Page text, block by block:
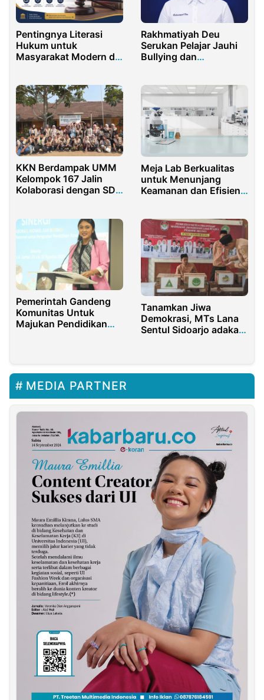
Pentingnya Literasi
Hukum untuk
Masyarakat Modern di
Rakhmatiyah Deu
Serukan Pelajar Jauhi
Bullying dan
KKN Berdampak UMM
Kelompok 167 Jalin
Kolaborasi dengan SDN
Meja Lab Berkualitas
untuk Menunjang
Keamanan dan Efisiensi
Pemerintah Gandeng
Komunitas Untuk
Majukan Pendidikan
Tanamkan Jiwa
Demokrasi, MTs Lana
Sentul Sidoarjo adakan
MEDIA PARTNER